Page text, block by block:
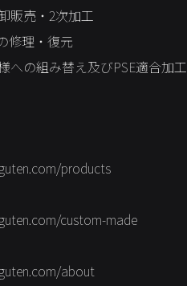
販売・2次加工
修理・復元
への組み替え及びPSE適合加工
products
custom-made
about